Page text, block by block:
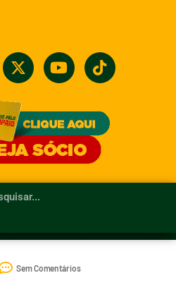
Sem Comentários